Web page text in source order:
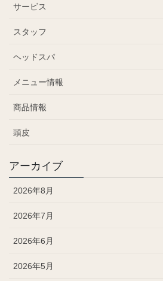
サービス
スタッフ
ヘッドスパ
メニュー情報
商品情報
頭皮
アーカイブ
2026年8月
2026年7月
2026年6月
2026年5月